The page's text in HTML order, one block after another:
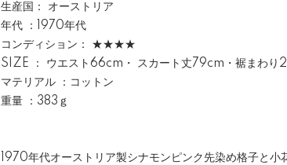
生産国： オーストリア
年代 ：1970年代
コンディション： ★★★★
SIZE ： ウエスト66cm・ スカート丈79cm・裾まわり
マテリアル ：コットン
重量 ：383ｇ
1970年代オーストリア製シナモンピンク先染め格子と小